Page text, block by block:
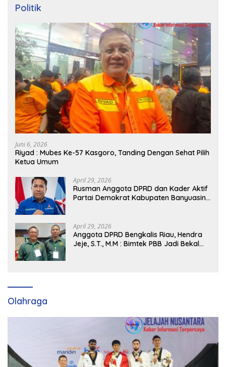
Politik
Juni 6, 2026
Riyad : Mubes Ke-57 Kasgoro, Tanding Dengan Sehat Pilih
Ketua Umum
April 29, 2026
Rusman Anggota DPRD dan Kader Aktif
Partai Demokrat Kabupaten Banyuasin
April 29, 2026
Anggota DPRD Bengkalis Riau, Hendra
Jeje, S.T., M.M : Bimtek PBB Jadi Bekal
Olahraga